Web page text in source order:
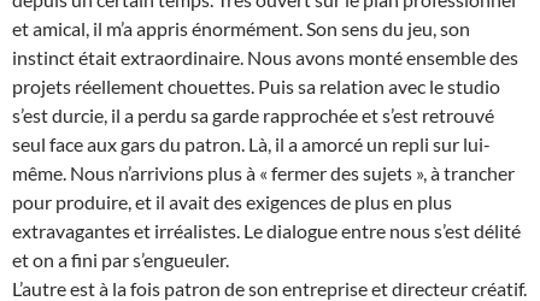
et amical, il m’a appris énormément. Son sens du jeu, son
instinct était extraordinaire. Nous avons monté ensemble des
projets réellement chouettes. Puis sa relation avec le studio
s’est durcie, il a perdu sa garde rapprochée et s’est retrouvé
seul face aux gars du patron. Là, il a amorcé un repli sur lui-
même. Nous n’arrivions plus à « fermer des sujets », à trancher
pour produire, et il avait des exigences de plus en plus
extravagantes et irréalistes. Le dialogue entre nous s’est délité
et on a fini par s’engueuler.
L’autre est à la fois patron de son entreprise et directeur créatif.